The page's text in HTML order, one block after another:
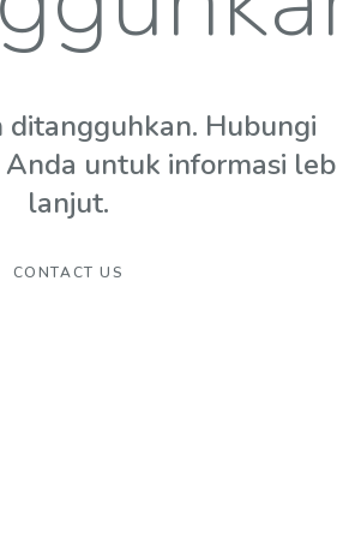
Hubungi
untuk informasi
lanjut.
CONTACT US